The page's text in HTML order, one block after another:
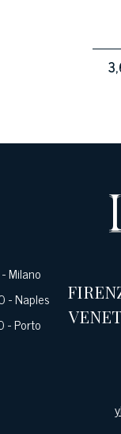
- Milano
- Naples
- Porto